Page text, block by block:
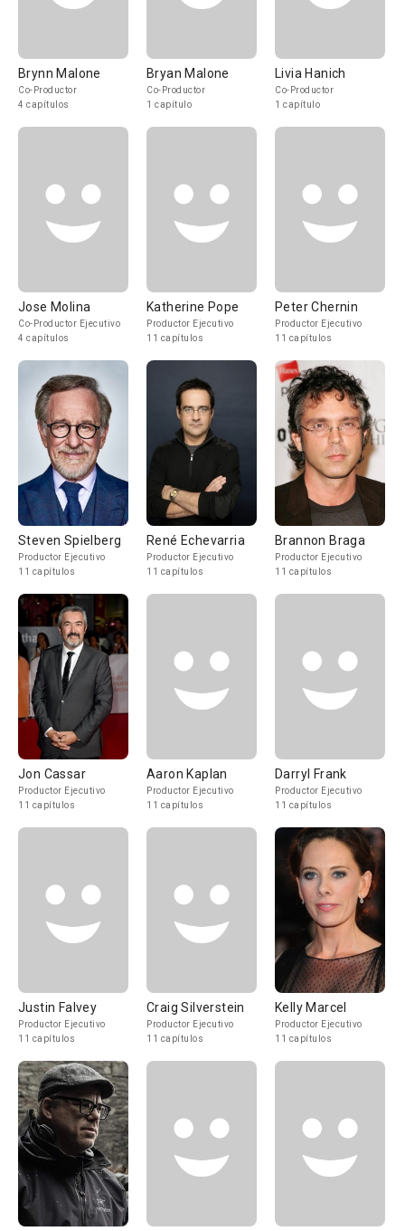
Brynn Malone
Co-Productor
4 capítulos
Bryan Malone
Co-Productor
1 capítulo
Livia Hanich
Co-Productor
1 capítulo
Jose Molina
Co-Productor Ejecutivo
4 capítulos
Katherine Pope
Productor Ejecutivo
11 capítulos
Peter Chernin
Productor Ejecutivo
11 capítulos
Steven Spielberg
Productor Ejecutivo
11 capítulos
René Echevarria
Productor Ejecutivo
11 capítulos
Brannon Braga
Productor Ejecutivo
11 capítulos
Jon Cassar
Productor Ejecutivo
11 capítulos
Aaron Kaplan
Productor Ejecutivo
11 capítulos
Darryl Frank
Productor Ejecutivo
11 capítulos
Justin Falvey
Productor Ejecutivo
11 capítulos
Craig Silverstein
Productor Ejecutivo
11 capítulos
Kelly Marcel
Productor Ejecutivo
11 capítulos